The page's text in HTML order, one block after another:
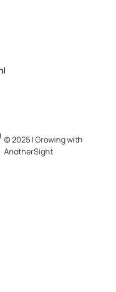
© 2025 | Growing with
AnotherSight